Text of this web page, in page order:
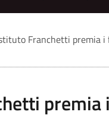
Franchetti premia
premia